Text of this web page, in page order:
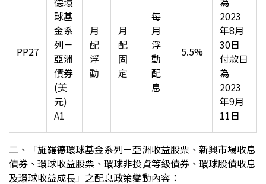
PP27
球基
金系
列－
亞洲
債券
(美
元)
A1
月
配
浮
動
月
配
固
定
每
月
浮
動
配
息
5.5%
2023
年8月
30日
付款日
為
2023
年9月
11日
二、「施羅德環球基金系列－亞洲收益股票、新興市場收息
債券、環球收益股票、環球非投資等級債券、環球股債收息
及環球收益成長」之配息政策變動內容：